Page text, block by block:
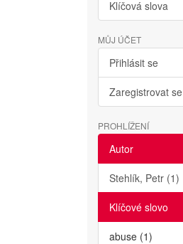
Klíčová slova
MŮJ ÚČET
Přihlásit se
Zaregistrovat se
PROHLÍŽENÍ
Autor
Stehlík, Petr (1)
Klíčové slovo
abuse (1)